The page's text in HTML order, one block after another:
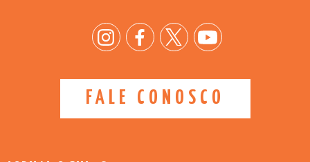
FALE CONOSCO